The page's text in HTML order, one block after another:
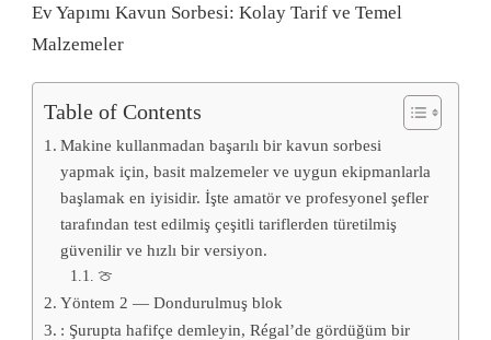
Ev Yapımı Kavun Sorbesi: Kolay Tarif ve Temel
Malzemeler
Table of Contents
Makine kullanmadan başarılı bir kavun sorbesi
yapmak için, basit malzemeler ve uygun ekipmanlarla
başlamak en iyisidir. İşte amatör ve profesyonel şefler
tarafından test edilmiş çeşitli tariflerden türetilmiş
güvenilir ve hızlı bir versiyon.
🍈
Yöntem 2 — Dondurulmuş blok
: Şurupta hafifçe demleyin, Régal’de gördüğüm bir